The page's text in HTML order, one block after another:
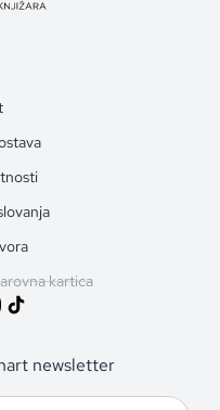
kartica
newsletter